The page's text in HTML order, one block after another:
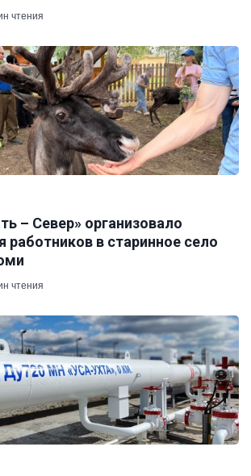
чтения
– Север» организовало
работников в старинное село
чтения